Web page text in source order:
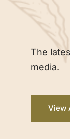
The
media.
View